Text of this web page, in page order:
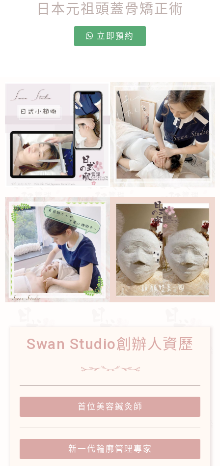
日本元祖頭蓋骨矯正術
立即預約
Swan Studio創辦人資歷
首位美容鍼灸師
新一代輪廓管理專家